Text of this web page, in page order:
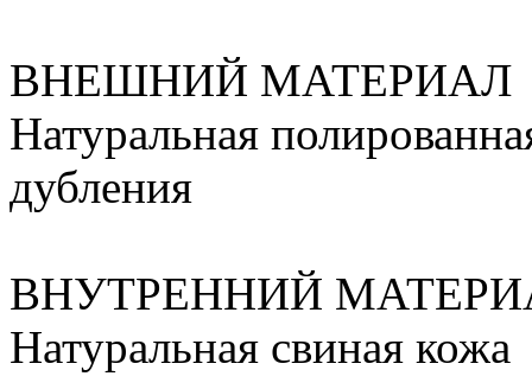
ВНЕШНИЙ МАТЕРИАЛ
Натуральная
дубления
ВНУТРЕННИЙ
Натуральная свиная кожа